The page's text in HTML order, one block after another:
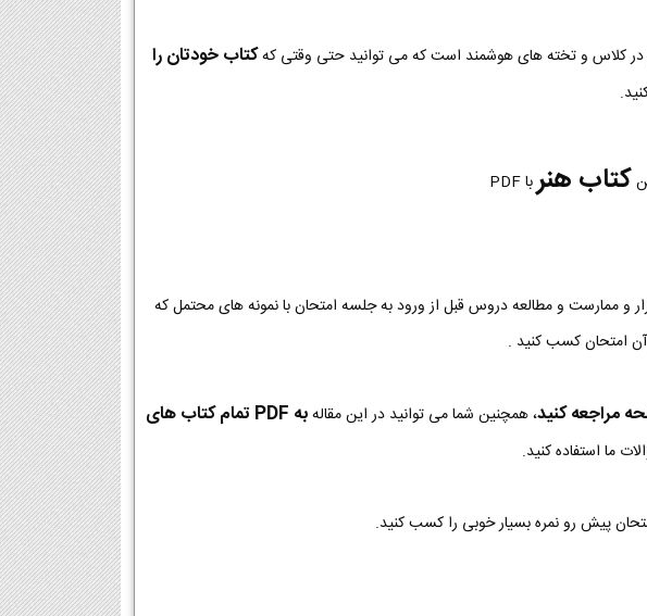
کتاب خودتان را
کتاب هنربا PDF
و ممارست و مطالعه دروس قبل از ورود به جلسه امتحان با نمونه های محتمل که
آن امتحان کسب کنید .
مراجعه کنید، همچنین شما می توانید در این مقاله
به PDF تمام کتاب های
ما استفاده کنید.
پیش رو نمره بسیار خوبی را کسب کنید.